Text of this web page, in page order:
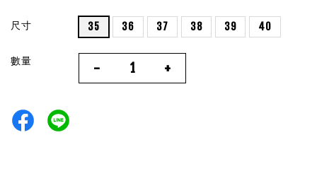
尺寸 35 36 37 38 39 40
數量 - +